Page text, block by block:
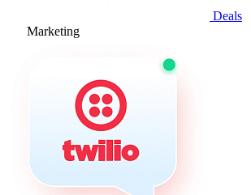
Deals
Marketing